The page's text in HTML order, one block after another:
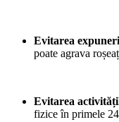
Evitarea
poate agrava
Evitarea
fizice în primele